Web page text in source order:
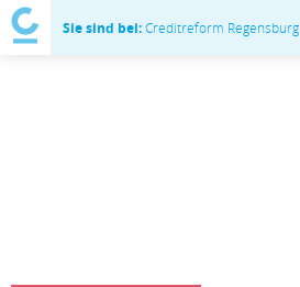
Sie sind bei:Creditreform Regensburg